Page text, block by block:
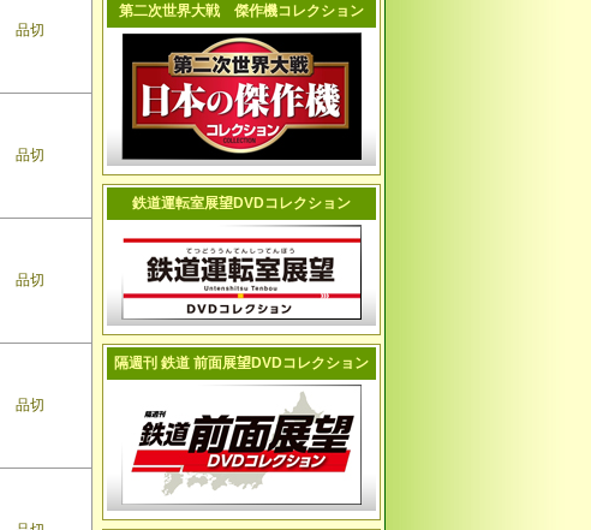
品切
品切
品切
品切
第二次世界大戦 傑作機コレクション
鉄道運転室展望DVDコレクション
隔週刊 鉄道 前面展望DVDコレクション